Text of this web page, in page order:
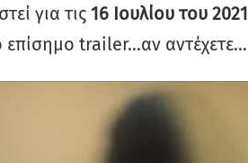
για τις 16 Ιουλίου του 2021
trailer…αν αντέχετε…